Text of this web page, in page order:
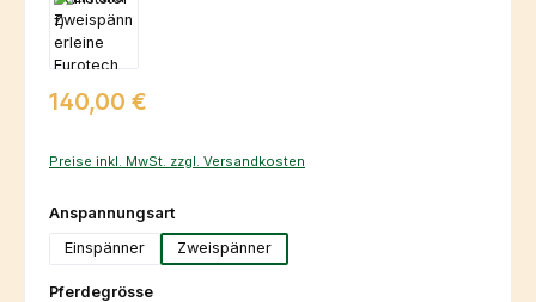
Regulärer Preis:
140,00 €
Preise inkl. MwSt. zzgl. Versandkosten
Anspannungsartauswählen
Einspänner
Zweispänner
Pferdegrösseauswählen